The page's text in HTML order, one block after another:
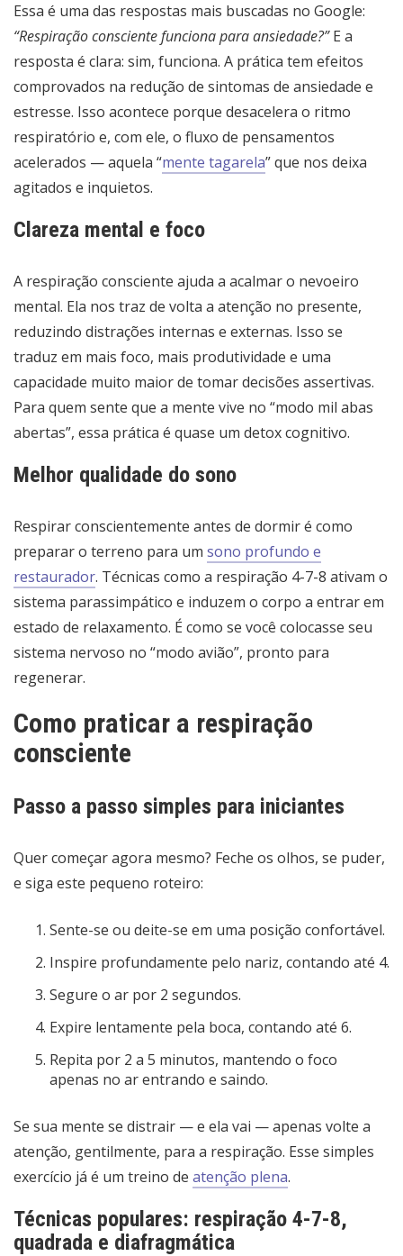
Essa é uma das respostas mais buscadas no Google:
“Respiração consciente funciona para ansiedade?”E a
resposta é clara: sim, funciona. A prática tem efeitos
comprovados na redução de sintomas de ansiedade e
estresse. Isso acontece porque desacelera o ritmo
respiratório e, com ele, o fluxo de pensamentos
acelerados — aquela “mente tagarela” que nos deixa
agitados e inquietos.
Clareza mental e foco
A respiração consciente ajuda a acalmar o nevoeiro
mental. Ela nos traz de volta a atenção no presente,
reduzindo distrações internas e externas. Isso se
traduz em mais foco, mais produtividade e uma
capacidade muito maior de tomar decisões assertivas.
Para quem sente que a mente vive no “modo mil abas
abertas”, essa prática é quase um detox cognitivo.
Melhor qualidade do sono
Respirar conscientemente antes de dormir é como
preparar o terreno para um sono profundo e
restaurador. Técnicas como a respiração 4-7-8 ativam o
sistema parassimpático e induzem o corpo a entrar em
estado de relaxamento. É como se você colocasse seu
sistema nervoso no “modo avião”, pronto para
regenerar.
Como praticar a respiração
consciente
Passo a passo simples para iniciantes
Quer começar agora mesmo? Feche os olhos, se puder,
e siga este pequeno roteiro:
Sente-se ou deite-se em uma posição confortável.
Inspire profundamente pelo nariz, contando até 4.
Segure o ar por 2 segundos.
Expire lentamente pela boca, contando até 6.
Repita por 2 a 5 minutos, mantendo o foco
apenas no ar entrando e saindo.
Se sua mente se distrair — e ela vai — apenas volte a
atenção, gentilmente, para a respiração. Esse simples
exercício já é um treino de atenção plena.
Técnicas populares: respiração 4-7-8,
quadrada e diafragmática